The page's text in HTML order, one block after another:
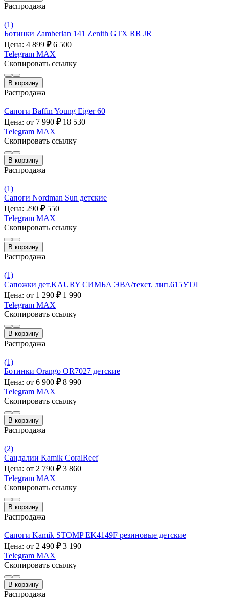
Распродажа
(1)
Ботинки Zamberlan 141 Zenith GTX RR JR
Цена: 4 899 ₽ 6 500
Telegram MAX
Скопировать ссылку
В корзину
Распродажа
Сапоги Baffin Young Eiger 60
Цена: от 7 990 ₽ 18 530
Telegram MAX
Скопировать ссылку
В корзину
Распродажа
(1)
Сапоги Nordman Sun детские
Цена: 290 ₽ 550
Telegram MAX
Скопировать ссылку
В корзину
Распродажа
(1)
Сапожки дет.KAURY СИМБА ЭВА/текст. лип.615УТЛ
Цена: от 1 290 ₽ 1 990
Telegram MAX
Скопировать ссылку
В корзину
Распродажа
(1)
Ботинки Orango OR7027 детские
Цена: от 6 900 ₽ 8 990
Telegram MAX
Скопировать ссылку
В корзину
Распродажа
(2)
Сандалии Kamik CoralReef
Цена: от 2 790 ₽ 3 860
Telegram MAX
Скопировать ссылку
В корзину
Распродажа
Сапоги Kamik STOMP EK4149F резиновые детские
Цена: от 2 490 ₽ 3 190
Telegram MAX
Скопировать ссылку
В корзину
Распродажа